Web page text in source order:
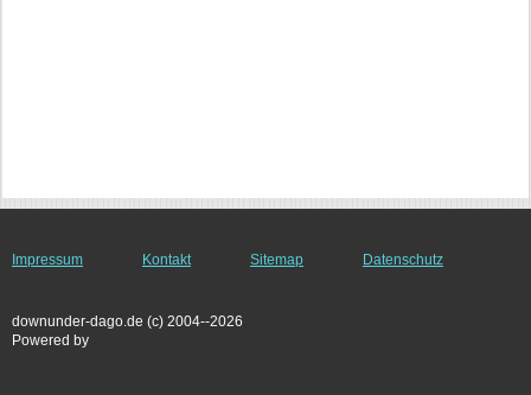
Impressum Kontakt Sitemap Datenschutz
downunder-dago.de (c) 2004--2026
Powered by